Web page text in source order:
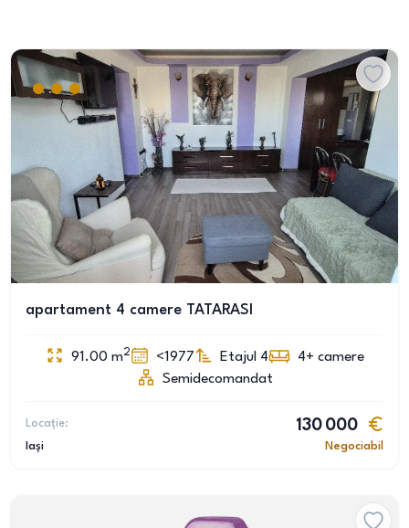
apartament 4 camere TATARASI
91.00 m2 <1977 Etajul 4 4+ camere
Semidecomandat
Locație:
Iași
130 000
Negociabil